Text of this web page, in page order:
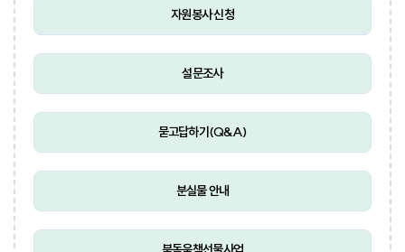
자원봉사 신청
설문조사
묻고답하기(Q&A)
분실물 안내